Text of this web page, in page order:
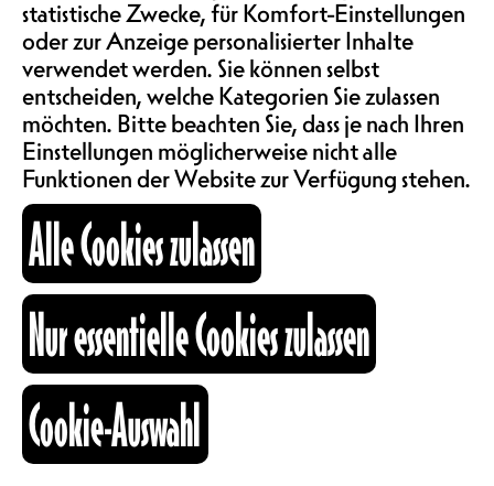
ABOS & TARIFE
INFORMATIONEN
KARTOGRAPHIE
SUCHE
Kulturraum
Zur 8. Ausgabe der Grooverie laden
unsere Freunde von La Baraque den
fabulösen Fantastic aus Melbourne
ein, um uns einen richtig elend
groovigen Abend zu bescheren!
Come early & dance early !
Fantastic Man - Facebook
Fantastic Man - Instagram
Youtube - La Baraque
La Baraque - Instagram
La Baraque - Facebook
statistische Zwecke, für Komfort-Einstellungen
oder zur Anzeige personalisierter Inhalte
verwendet werden. Sie können selbst
entscheiden, welche Kategorien Sie zulassen
möchten. Bitte beachten Sie, dass je nach Ihren
Einstellungen möglicherweise nicht alle
Funktionen der Website zur Verfügung stehen.
Alle Cookies zulassen
Nur essentielle Cookies zulassen
Cookie-Auswahl